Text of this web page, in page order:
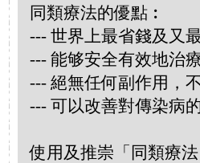
同類療法的優點︰
--- 世界上最省錢及又
--- 能够安全有效地治
--- 絕無任何副作用，
--- 可以改善對傳染病
使用及推崇「同類療